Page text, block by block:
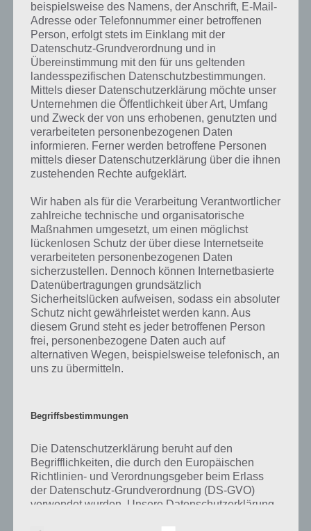
Kurze Begriffserklärung zur Lösung
Werwolf
4 Bilder 1 Wort, doch welche Bedeutung hat dieses eigentlich und
was gibt es dazu zu wissen? Passt das Wort auch zu Spooktober? Zu
bestimmten Lösungen präsentieren wir daher auch immer eine
kurze Begriffserklärung!
Zu Werwolf haben wir zunächst keine weiteren Informationen parat!
Auf WhatsApp teilen Teilen auf Facebook
Mehr Artikel hier auf Touchportal
beispielsweise des Namens, der Anschrift, E-Mail-
Adresse oder Telefonnummer einer betroffenen
Person, erfolgt stets im Einklang mit der
Datenschutz-Grundverordnung und in
Übereinstimmung mit den für uns geltenden
landesspezifischen Datenschutzbestimmungen.
Mittels dieser Datenschutzerklärung möchte unser
Unternehmen die Öffentlichkeit über Art, Umfang
und Zweck der von uns erhobenen, genutzten und
verarbeiteten personenbezogenen Daten
informieren. Ferner werden betroffene Personen
mittels dieser Datenschutzerklärung über die ihnen
zustehenden Rechte aufgeklärt.
Wir haben als für die Verarbeitung Verantwortlicher
zahlreiche technische und organisatorische
Maßnahmen umgesetzt, um einen möglichst
lückenlosen Schutz der über diese Internetseite
verarbeiteten personenbezogenen Daten
sicherzustellen. Dennoch können Internetbasierte
Datenübertragungen grundsätzlich
Sicherheitslücken aufweisen, sodass ein absoluter
Schutz nicht gewährleistet werden kann. Aus
diesem Grund steht es jeder betroffenen Person
frei, personenbezogene Daten auch auf
alternativen Wegen, beispielsweise telefonisch, an
uns zu übermitteln.
Begriffsbestimmungen
Die Datenschutzerklärung beruht auf den
Begrifflichkeiten, die durch den Europäischen
Richtlinien- und Verordnungsgeber beim Erlass
der Datenschutz-Grundverordnung (DS-GVO)
verwendet wurden. Unsere Datenschutzerklärung